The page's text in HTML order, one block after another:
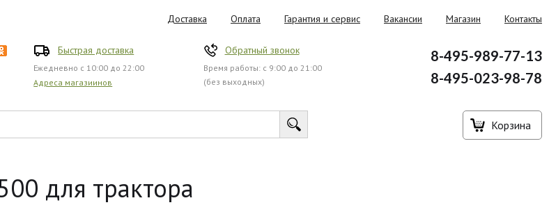
Доставка Оплата Гарантия и сервис Вакансии Магазин Контакты
Быстрая доставка
Ежедневно с 10:00 до 22:00
Адреса магазиинов
Обратный звонок
Время работы: с 9:00 до 21:00
(без выходных)
8-495-989-77-13
8-495-023-98-78
Корзина
для трактора